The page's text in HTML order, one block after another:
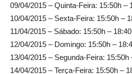
09/04/2015 – Quinta-Feira: 15:50h –
10/04/2015 – Sexta-Feira: 15:50h –
11/04/2015 – Sábado: 15:50h –
12/04/2015 – Domingo: 15:50h –
13/04/2015 – Segunda-Feira: 15:50h
14/04/2015 – Terça-Feira: 15:50h –